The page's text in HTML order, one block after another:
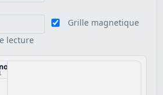
Grille magnetique
lecture